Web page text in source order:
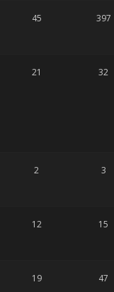
45 397
21 32
2 3
12 15
19 47